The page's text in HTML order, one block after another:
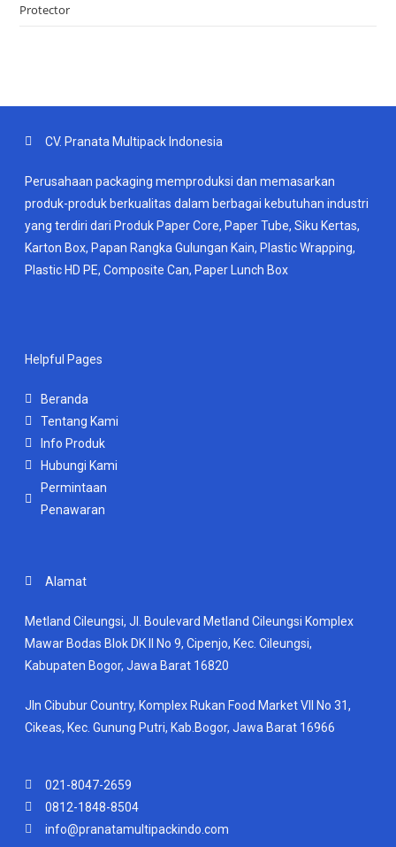
Protector
CV. Pranata Multipack Indonesia
Perusahaan packaging memproduksi dan memasarkan
produk-produk berkualitas dalam berbagai kebutuhan industri
yang terdiri dari Produk Paper Core, Paper Tube, Siku Kertas,
Karton Box, Papan Rangka Gulungan Kain, Plastic Wrapping,
Plastic HD PE, Composite Can, Paper Lunch Box
Helpful Pages
Beranda
Tentang Kami
Info Produk
Hubungi Kami
Permintaan
Penawaran
Alamat
Metland Cileungsi, Jl. Boulevard Metland Cileungsi Komplex
Mawar Bodas Blok DK II No 9, Cipenjo, Kec. Cileungsi,
Kabupaten Bogor, Jawa Barat 16820
Jln Cibubur Country, Komplex Rukan Food Market VII No 31,
Cikeas, Kec. Gunung Putri, Kab.Bogor, Jawa Barat 16966
021-8047-2659
0812-1848-8504
info@pranatamultipackindo.com